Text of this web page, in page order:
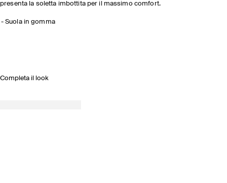
presenta la soletta imbottita per il massimo comfort.
Suola in gomma
Completa il look